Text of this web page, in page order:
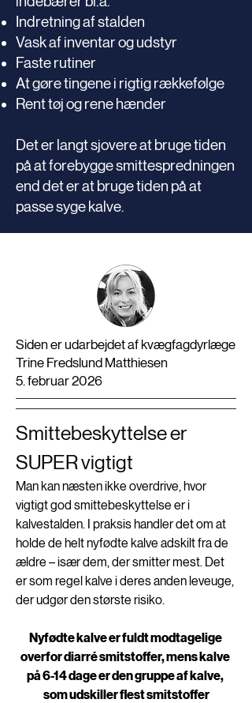
Indretning af stalden
Vask af inventar og udstyr
Faste rutiner
At gøre tingene i rigtig rækkefølge
Rent tøj og rene hænder
Det er langt sjovere at bruge tiden
på at forebygge smittespredningen
end det er at bruge tiden på at
passe syge kalve.
Siden er udarbejdet af kvægfagdyrlæge
Trine Fredslund Matthiesen
5. februar 2026
Smittebeskyttelse er
SUPER vigtigt
Man kan næsten ikke overdrive, hvor
vigtigt god smittebeskyttelse er i
kalvestalden. I praksis handler det om at
holde de helt nyfødte kalve adskilt fra de
ældre – især dem, der smitter mest. Det
er som regel kalve i deres anden leveuge,
der udgør den største risiko.
Nyfødte kalve er fuldt modtagelige
overfor diarré smitstoffer, mens kalve
på 6-14 dage er den gruppe af kalve,
som udskiller flest smitstoffer